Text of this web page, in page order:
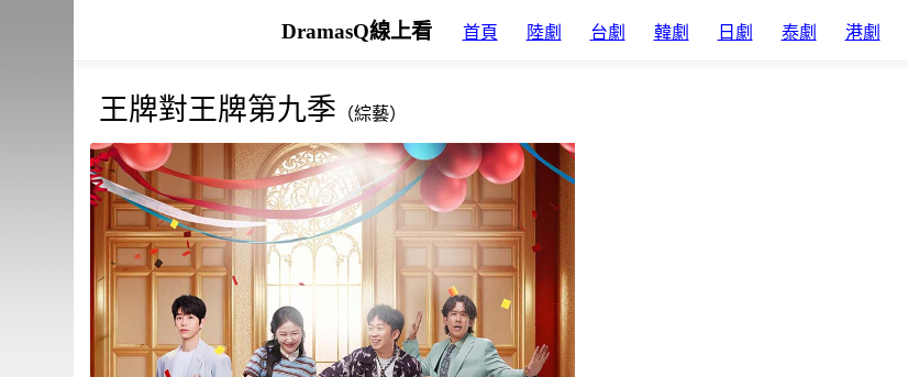
DramasQ線上看 首頁 陸劇 台劇 韓劇 日劇 泰劇 港劇
王牌對王牌第九季 （綜藝）